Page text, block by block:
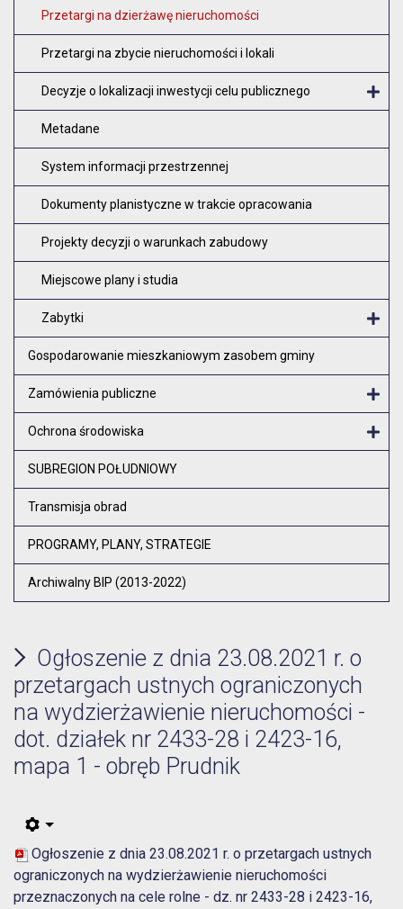
Przetargi na dzierżawę nieruchomości
Przetargi na zbycie nieruchomości i lokali
Decyzje o lokalizacji inwestycji celu publicznego
Metadane
System informacji przestrzennej
Dokumenty planistyczne w trakcie opracowania
Projekty decyzji o warunkach zabudowy
Miejscowe plany i studia
Zabytki
Gospodarowanie mieszkaniowym zasobem gminy
Zamówienia publiczne
Ochrona środowiska
SUBREGION POŁUDNIOWY
Transmisja obrad
PROGRAMY, PLANY, STRATEGIE
Archiwalny BIP (2013-2022)
Ogłoszenie z dnia 23.08.2021 r. o
przetargach ustnych ograniczonych
na wydzierżawienie nieruchomości -
dot. działek nr 2433-28 i 2423-16,
mapa 1 - obręb Prudnik
Ogłoszenie z dnia 23.08.2021 r. o przetargach ustnych
ograniczonych na wydzierżawienie nieruchomości
przeznaczonych na cele rolne - dz. nr 2433-28 i 2423-16,